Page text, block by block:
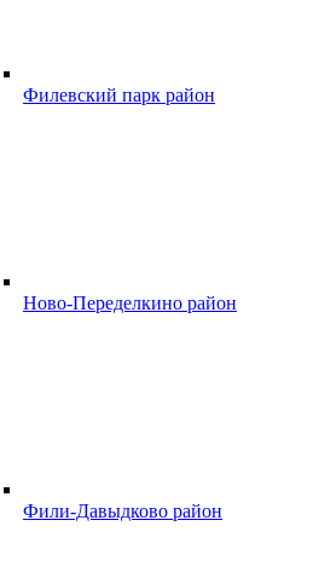
Филевский парк район
Ново-Переделкино район
Фили-Давыдково район